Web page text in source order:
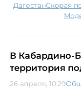
Дагестан скорая
В Кабардино-
территория
26 апреля, 10:29